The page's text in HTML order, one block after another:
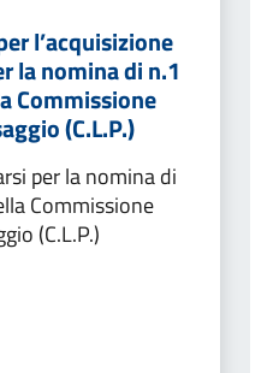
l’acquisizione
la nomina di n.1
Commissione
(C.L.P.)
per la nomina di
Commissione
(C.L.P.)